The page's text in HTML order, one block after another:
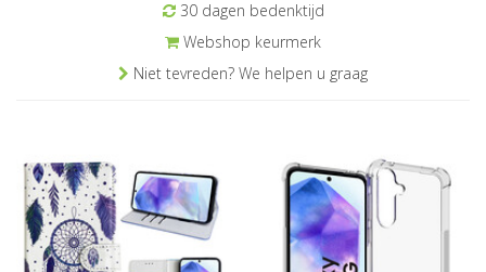
30 dagen bedenktijd
Webshop keurmerk
Niet tevreden? We helpen u graag